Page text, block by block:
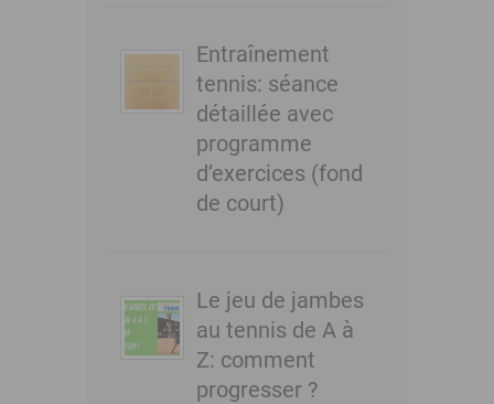
Entraînement
tennis: séance
détaillée avec
programme
d’exercices (fond
de court)
Le jeu de jambes
au tennis de A à
Z: comment
progresser ?